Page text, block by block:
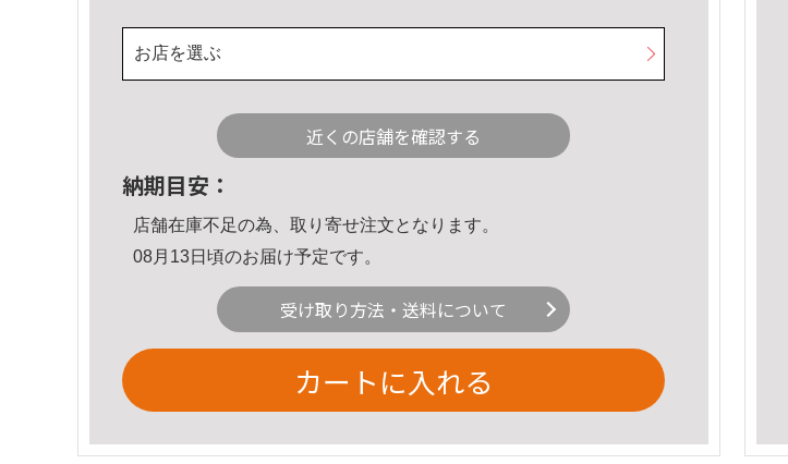
お店を選ぶ
近くの店舗を確認する
納期目安：
店舗在庫不足の為、取り寄せ注文となります。
08月13日頃のお届け予定です。
受け取り方法・送料について
カートに入れる